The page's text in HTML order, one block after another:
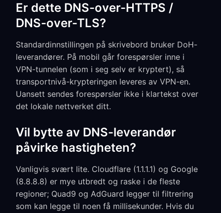
Er dette DNS-over-HTTPS /
DNS-over-TLS?
Standardinnstillingen på skrivebord bruker DoH-
leverandører. På mobil går forespørsler inne i
VPN-tunnelen (som i seg selv er kryptert), så
transportnivå-krypteringen leveres av VPN-en.
Uansett sendes forespørsler ikke i klartekst over
det lokale nettverket ditt.
Vil bytte av DNS-leverandør
påvirke hastigheten?
Vanligvis svært lite. Cloudflare (1.1.1.1) og Google
(8.8.8.8) er mye utbredt og raske i de fleste
regioner; Quad9 og AdGuard legger til filtrering
som kan legge til noen få millisekunder. Hvis du